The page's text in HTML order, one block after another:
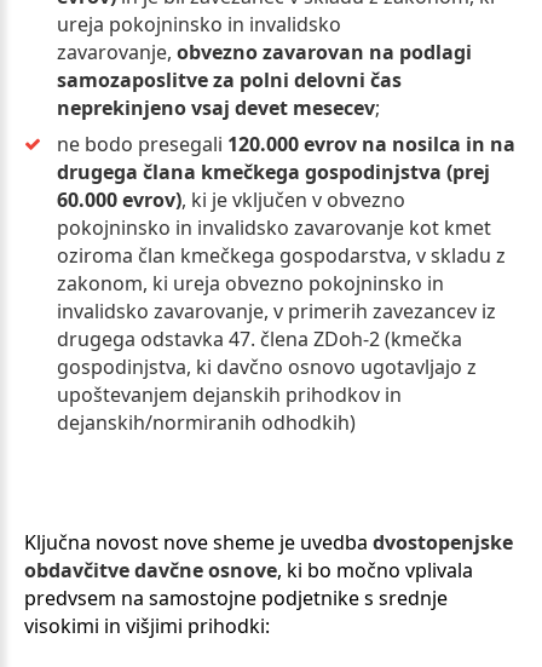
ureja pokojninsko in invalidsko
zavarovanje, obvezno zavarovan na podlagi
samozaposlitve za polni delovni čas
neprekinjeno vsaj devet mesecev;
ne bodo presegali 120.000 evrov na nosilca in na
drugega člana kmečkega gospodinjstva (prej
60.000 evrov), ki je vključen v obvezno
pokojninsko in invalidsko zavarovanje kot kmet
oziroma član kmečkega gospodarstva, v skladu z
zakonom, ki ureja obvezno pokojninsko in
invalidsko zavarovanje, v primerih zavezancev iz
drugega odstavka 47. člena ZDoh-2 (kmečka
gospodinjstva, ki davčno osnovo ugotavljajo z
upoštevanjem dejanskih prihodkov in
dejanskih/normiranih odhodkih)
Ključna novost nove sheme je uvedba dvostopenjske
obdavčitve davčne osnove, ki bo močno vplivala
predvsem na samostojne podjetnike s srednje
visokimi in višjimi prihodki: